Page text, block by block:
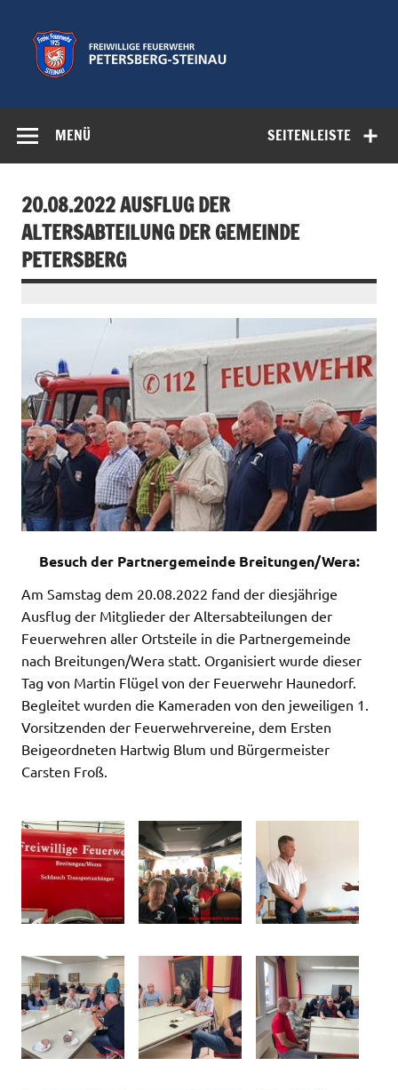
springen
Feuerwehr
Petersberg-
SEITENLEISTE
MENÜ
20.08.2022 AUSFLUG DER
ALTERSABTEILUNG DER GEMEINDE
PETERSBERG
Besuch der Partnergemeinde Breitungen/Wera:
Am Samstag dem 20.08.2022 fand der diesjährige
Ausflug der Mitglieder der Altersabteilungen der
Feuerwehren aller Ortsteile in die Partnergemeinde
nach Breitungen/Wera statt. Organisiert wurde dieser
Tag von Martin Flügel von der Feuerwehr Haunedorf.
Begleitet wurden die Kameraden von den jeweiligen 1.
Vorsitzenden der Feuerwehrvereine, dem Ersten
Beigeordneten Hartwig Blum und Bürgermeister
Carsten Froß.